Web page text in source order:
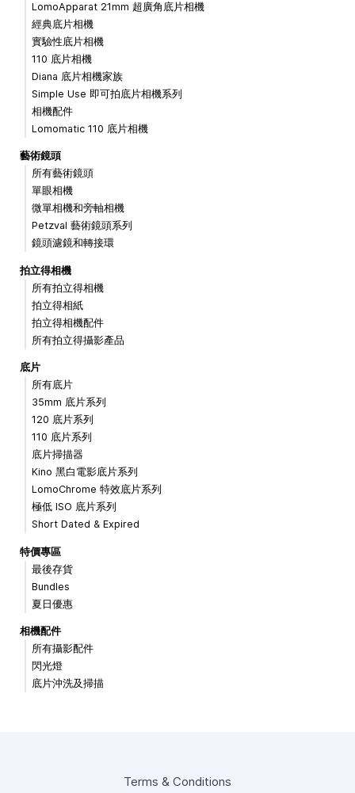
LomoApparat 21mm 超廣角底片相機
經典底片相機
實驗性底片相機
110 底片相機
Diana 底片相機家族
Simple Use 即可拍底片相機系列
相機配件
Lomomatic 110 底片相機
藝術鏡頭
所有藝術鏡頭
單眼相機
微單相機和旁軸相機
Petzval 藝術鏡頭系列
鏡頭濾鏡和轉接環
拍立得相機
所有拍立得相機
拍立得相紙
拍立得相機配件
所有拍立得攝影產品
底片
所有底片
35mm 底片系列
120 底片系列
110 底片系列
底片掃描器
Kino 黑白電影底片系列
LomoChrome 特效底片系列
極低 ISO 底片系列
Short Dated & Expired
特價專區
最後存貨
Bundles
夏日優惠
相機配件
所有攝影配件
閃光燈
底片沖洗及掃描
Terms & Conditions